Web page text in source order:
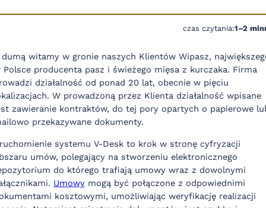
czas czytania:1–2
dumą witamy w gronie naszych Klientów Wipasz,
Polsce producenta pasz i świeżego mięsa z kurczaka. Firma
działalność od ponad 20 lat, obecnie w pięciu
W prowadzoną przez Klienta działalność wpisane
zawieranie kontraktów, do tej pory opartych o papierowe
przekazywane dokumenty.
systemu V-Desk to krok w stronę cyfryzacji
umów, polegający na stworzeniu elektronicznego
do którego trafiają umowy wraz z dowolnymi
Umowy mogą być połączone z odpowiednimi
kosztowymi, umożliwiając weryfikację realizacji